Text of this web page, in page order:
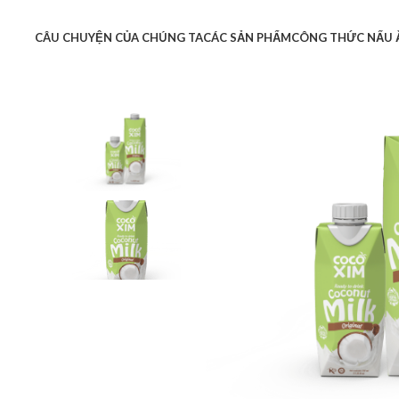
CÂU CHUYỆN CỦA CHÚNG TACÁC SẢN PHẨMCÔNG THỨC NẤU